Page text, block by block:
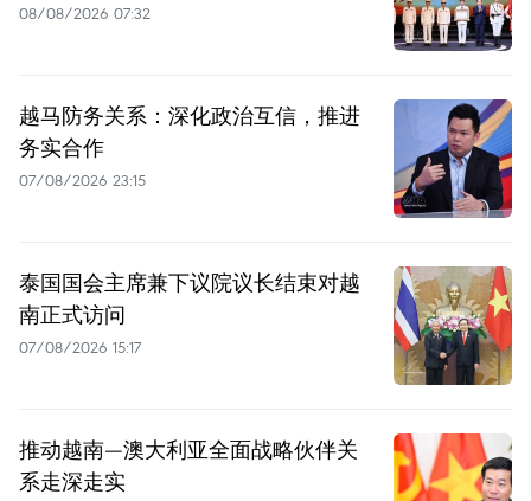
08/08/2026 07:32
越马防务关系：深化政治互信，推进
务实合作
07/08/2026 23:15
泰国国会主席兼下议院议长结束对越
南正式访问
07/08/2026 15:17
推动越南—澳大利亚全面战略伙伴关
系走深走实